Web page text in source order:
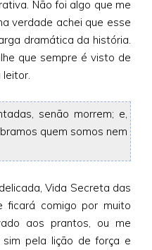
Não foi algo que me
verdade achei que esse
dramática da história.
que sempre é visto de
senão morrem; e,
quem somos nem
Vida Secreta das
comigo por muito
aos prantos, ou me
pela lição de força e